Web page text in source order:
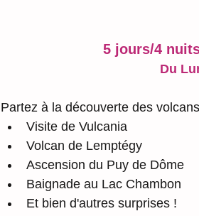
5 jours/4
Du
Partez à la découverte des
Visite de Vulcania
Volcan de Lemptégy
Ascension du Puy de Dôme
Baignade au Lac Chambon
Et bien d'autres surprises !